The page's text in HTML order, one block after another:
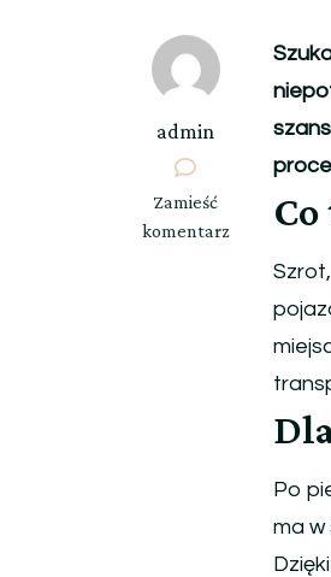
admin
Zamieść
komentarz
we
wpisie
niezawodny
samochodówPo
ma w